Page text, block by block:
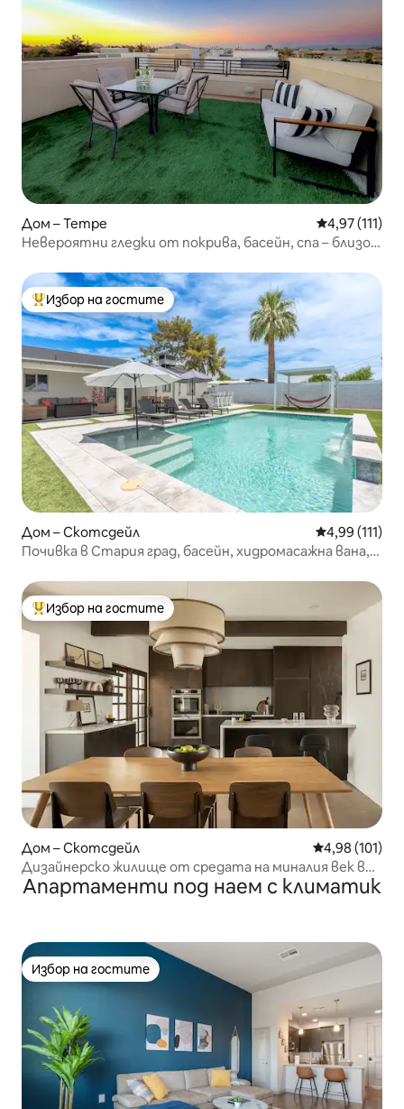
Дом – Tempe Средна
4,97 (111)
Невероятни гледки от покрива, басейн, спа – близо
Най-популярен избор на гостите
Избор на гостите
Дом – Скотсдейл Средна
4,99 (111)
Почивка в Стария град, басейн, хидромасажна вана,
Най-популярен избор на гостите
Избор на гостите
Дом – Скотсдейл Средна
4,98 (101)
Дизайнерско жилище от средата на миналия век в
Скотсдейл с басейн
Апартаменти под наем с климатик
Избор на гостите
Избор на гостите